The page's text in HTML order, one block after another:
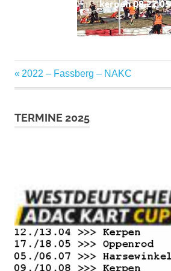
kerpen 08.22 05
Beitragsnavigation
Vorheriger
Beitrag:
2022 – Fassberg – NAKC
TERMINE 2025